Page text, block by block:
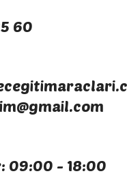
60
09:00 - 18:00